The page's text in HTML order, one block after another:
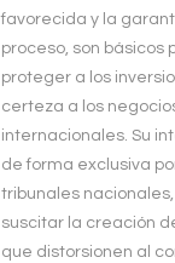
favorecida y la
proceso, son básicos
proteger a los
certeza a los
internacionales. Su
de forma exclusiva
tribunales
suscitar la creación
que distorsionen al